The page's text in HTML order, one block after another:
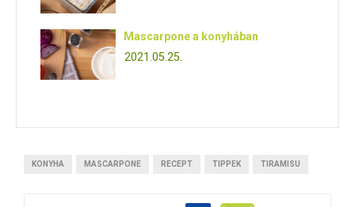
Mascarpone a konyhában
2021.05.25.
KONYHA MASCARPONE RECEPT TIPPEK TIRAMISU